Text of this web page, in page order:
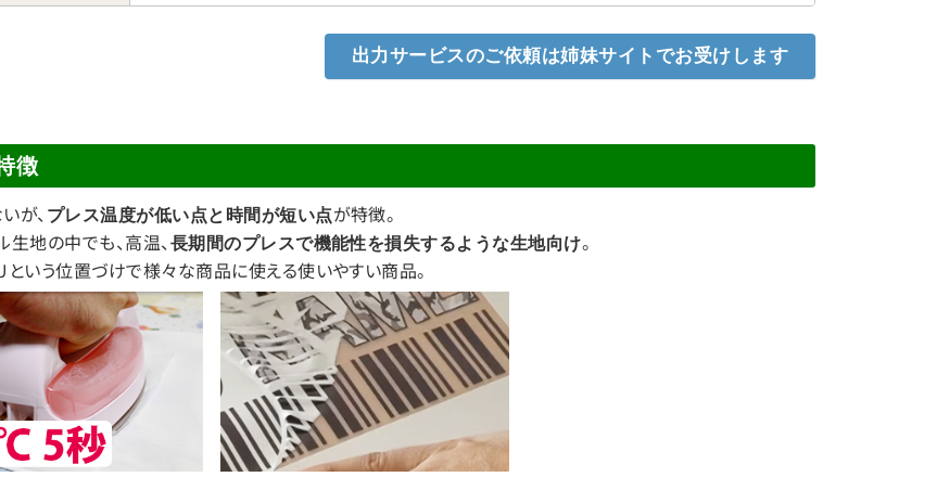
出力サービスのご依頼は姉妹サイトでお受けします
徴
が、 プレス温度が低い点と時間が短い点が特徴。
生地の中でも、高温、長期間のプレスで機能性を損失するような生地向け。
いう位置づけで様々な商品に使える使いやすい商品。